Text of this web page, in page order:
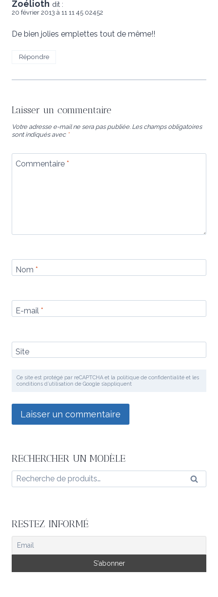
Zoélioth dit :
20 février 2013 à 11 11 45 02452
De bien jolies emplettes tout de même!!
Répondre
Laisser un commentaire
Votre adresse e-mail ne sera pas publiée. Les champs obligatoires
sont indiqués avec *
Commentaire *
Nom *
E-mail *
Site
Ce site est protégé par reCAPTCHA et la politique de confidentialité et les
conditions d’utilisation de Google s’appliquent
RECHERCHER UN MODÈLE
Recherche
pour :
RESTEZ INFORMÉ